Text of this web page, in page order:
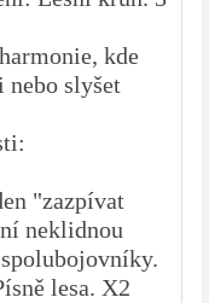
kde
slyšet
"zazpívat
neklidnou
lesa. X2